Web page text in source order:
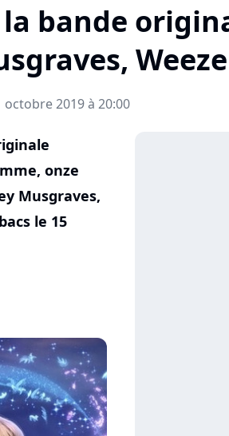
bande
octobre 2019 à 20:00
onze
Musgraves,
le 15